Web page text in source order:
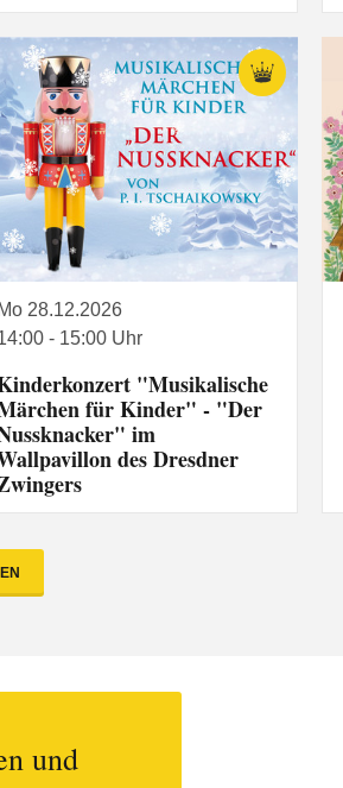
Mo 28.12.2026
- 15:00 Uhr
"Musikalische
für Kinder" - "Der
im
des Dresdner
und